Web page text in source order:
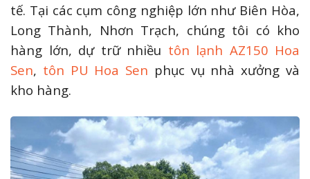
tế. Tại các cụm công nghiệp lớn như Biên Hòa,
Long Thành, Nhơn Trạch, chúng tôi có kho
hàng lớn, dự trữ nhiều tôn lạnh AZ150 Hoa
Sen, tôn PU Hoa Sen phục vụ nhà xưởng và
kho hàng.